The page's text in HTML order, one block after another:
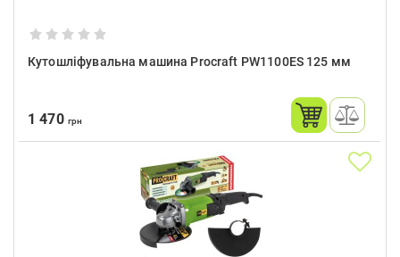
Кутошліфувальна машина Procraft PW1100ES 125 мм
1 470 грн